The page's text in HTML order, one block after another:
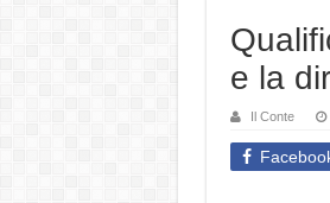
e la
Il Conte